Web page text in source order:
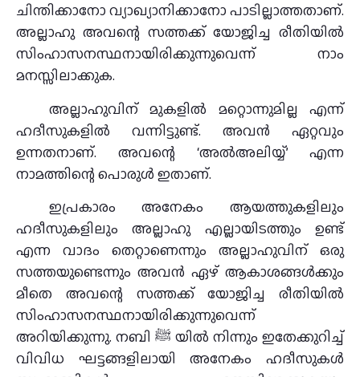
ചിന്തിക്കാനോ വ്യാഖ്യാനിക്കാനോ പാടില്ലാത്തതാണ്.
അല്ലാഹു അവന്റെ സത്തക്ക് യോജിച്ച രീതിയില്‍
സിംഹാസനസ്ഥനായിരിക്കുന്നുവെന്ന് നാം
മനസ്സിലാക്കുക.
അല്ലാഹുവിന് മുകളിൽ മറ്റൊന്നുമില്ല എന്ന്
ഹദീസുകളിൽ വന്നിട്ടുണ്ട്. അവൻ ഏറ്റവും
ഉന്നതനാണ്. അവന്റെ ‘അൽഅലിയ്യ്’ എന്ന
നാമത്തിന്റെ പൊരുൾ ഇതാണ്.
ഇപ്രകാരം അനേകം ആയത്തുകളിലും
ഹദീസുകളിലും അല്ലാഹു എല്ലായിടത്തും ഉണ്ട്
എന്ന വാദം തെറ്റാണെന്നും അല്ലാഹുവിന് ഒരു
സത്തയുണ്ടെന്നും അവന്‍ ഏഴ് ആകാശങ്ങള്‍ക്കും
മീതെ അവന്റെ സത്തക്ക് യോജിച്ച രീതിയില്‍
സിംഹാസനസ്ഥനായിരിക്കുന്നുവെന്ന്
അറിയിക്കുന്നു. നബി ﷺ യിൽ നിന്നും ഇതേക്കുറിച്ച്‌
വിവിധ ഘട്ടങ്ങളിലായി അനേകം ഹദീസുകള്‍